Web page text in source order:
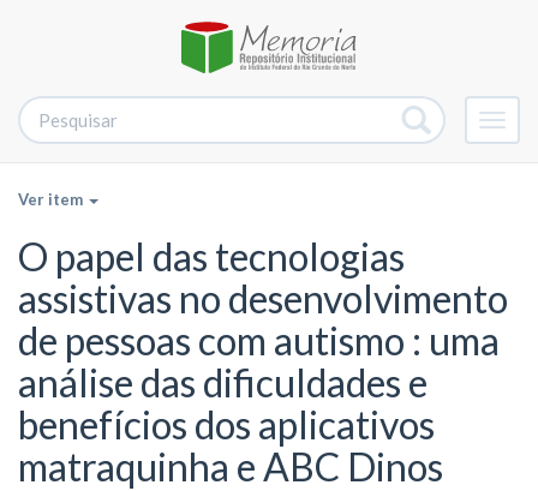
Ver item
O papel das tecnologias
assistivas no desenvolvimento
de pessoas com autismo : uma
análise das dificuldades e
benefícios dos aplicativos
matraquinha e ABC Dinos